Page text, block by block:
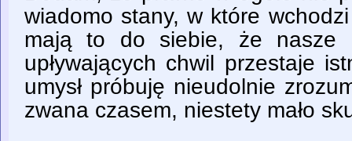
wiadomo stany, w które
mają to do siebie, że nasze
upływających chwil przestaje
umysł próbuję nieudolnie
zwana czasem, niestety mało